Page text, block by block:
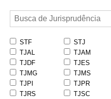
STF STJ
TJAL
TJAM
TJDF
TJES
TJMG
TJMS
TJPI
TJPR
TJRS
TJSC